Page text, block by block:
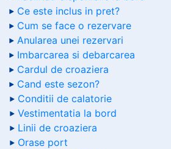
Ce este inclus in pret?
Cum se face o rezervare
Anularea unei rezervari
Imbarcarea si debarcarea
Cardul de croaziera
Cand este sezon?
Conditii de calatorie
Vestimentatia la bord
Linii de croaziera
Orase port